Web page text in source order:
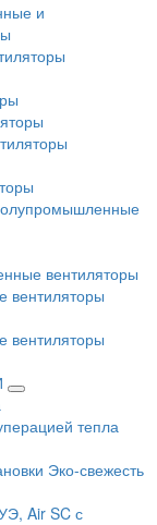
и
вентиляторы
тепла
Эко-свежесть
Air SC с